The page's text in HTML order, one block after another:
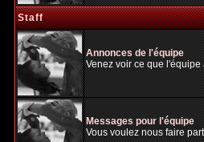
Staff
Annonces de l'équipe
Venez voir ce que l'équipe
Messages pour l'équipe
Vous voulez nous faire